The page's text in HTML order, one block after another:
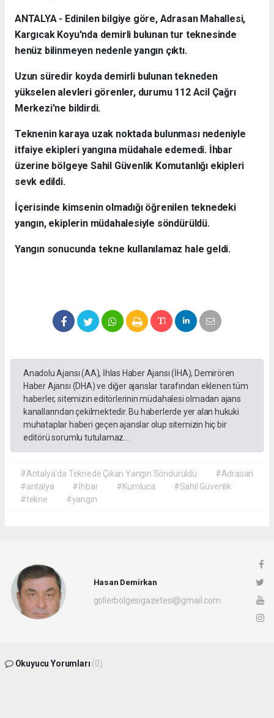
ANTALYA - Edinilen bilgiye göre, Adrasan Mahallesi,
Kargıcak Koyu'nda demirli bulunan tur teknesinde
henüz bilinmeyen nedenle yangın çıktı.
Uzun süredir koyda demirli bulunan tekneden
yükselen alevleri görenler, durumu 112 Acil Çağrı
Merkezi'ne bildirdi.
Teknenin karaya uzak noktada bulunması nedeniyle
itfaiye ekipleri yangına müdahale edemedi. İhbar
üzerine bölgeye Sahil Güvenlik Komutanlığı ekipleri
sevk edildi.
İçerisinde kimsenin olmadığı öğrenilen teknedeki
yangın, ekiplerin müdahalesiyle söndürüldü.
Yangın sonucunda tekne kullanılamaz hale geldi.
Anadolu Ajansı (AA), İhlas Haber Ajansı (İHA), Demirören
Haber Ajansı (DHA) ve diğer ajanslar tarafından eklenen tüm
haberler, sitemizin editörlerinin müdahalesi olmadan ajans
kanallarından çekilmektedir. Bu haberlerde yer alan hukuki
muhataplar haberi geçen ajanslar olup sitemizin hiç bir
editörü sorumlu tutulamaz...
#Antalya'da Teknede Çıkan Yangın Söndürüldü
#Adrasan
#antalya
#İhbar #Kumluca
#Sahil Güvenlik
#tekne
#yangın
Hasan Demirkan
gollerbolgesigazetesi@gmail.com
Okuyucu Yorumları (0)